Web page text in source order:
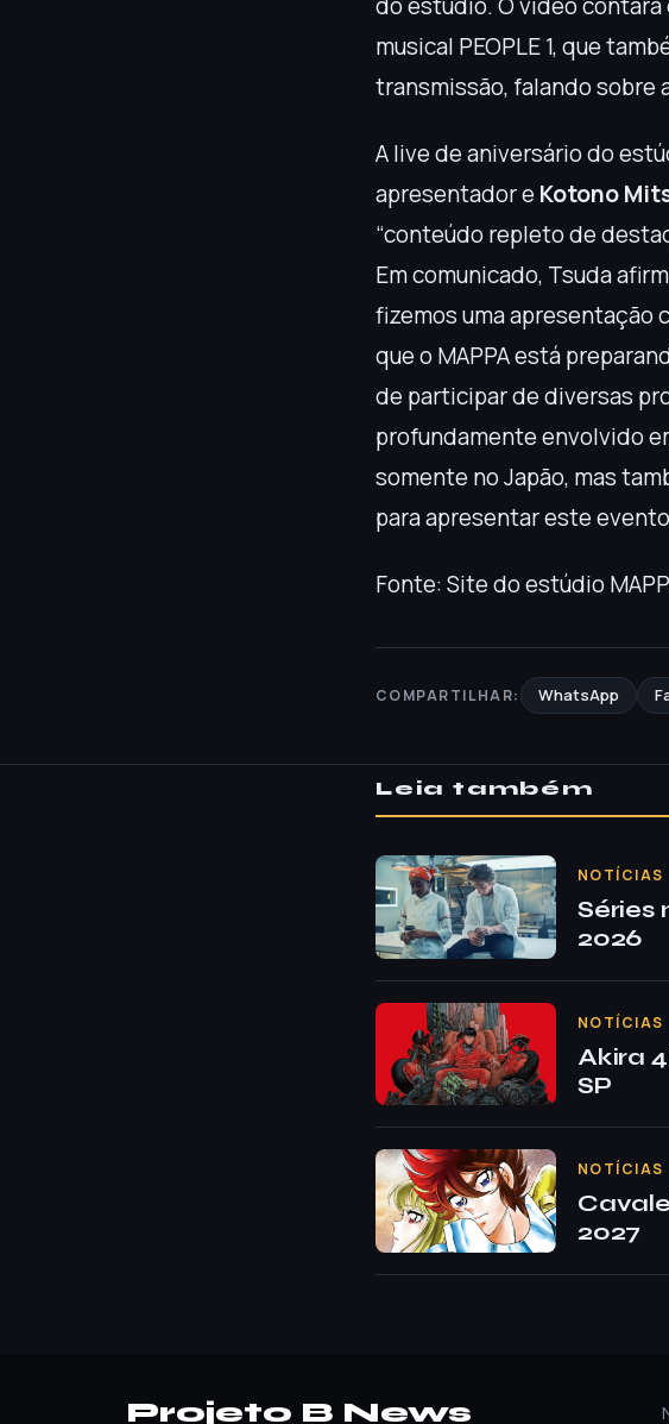
musical PEOPLE 1, que
transmissão, falando sobre
A live de aniversário do
apresentador e Kotono
“conteúdo repleto de
Em comunicado, Tsuda
fizemos uma apresentação
que o MAPPA está
de participar de diversas
profundamente envolvido
somente no Japão, mas
para apresentar este
Fonte: Site do estúdio
COMPARTILHAR: WhatsApp
Leia também
NOTÍCIAS
Séries
2026
NOTÍCIAS
Akira
SP
NOTÍCIAS
2027
Projeto B News